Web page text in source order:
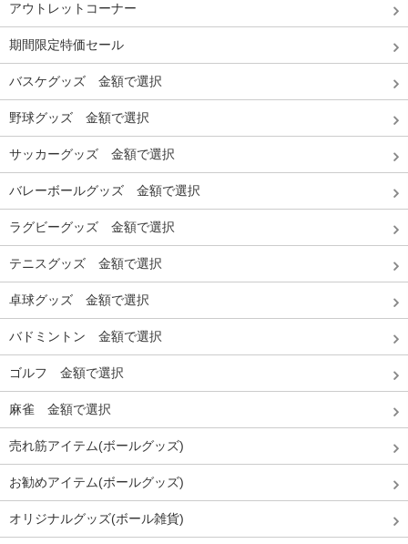
アウトレットコーナー
期間限定特価セール
バスケグッズ 金額で選択
野球グッズ 金額で選択
サッカーグッズ 金額で選択
バレーボールグッズ 金額で選択
ラグビーグッズ 金額で選択
テニスグッズ 金額で選択
卓球グッズ 金額で選択
バドミントン 金額で選択
ゴルフ 金額で選択
麻雀 金額で選択
売れ筋アイテム(ボールグッズ)
お勧めアイテム(ボールグッズ)
オリジナルグッズ(ボール雑貨)